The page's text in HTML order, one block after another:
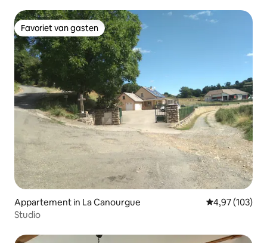
Favoriet van gasten
Favoriet van gasten
Appartement in La Canourgue Gemiddelde
4,97 (103)
Studio